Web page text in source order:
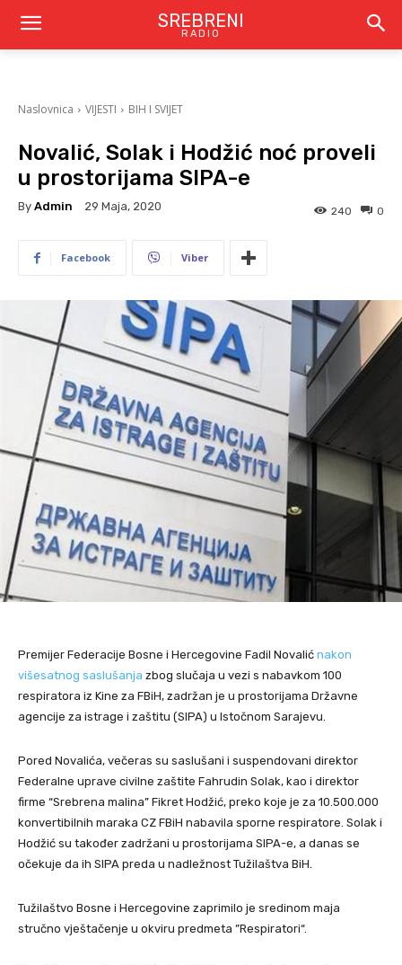
SREBRENI
RADIO
Naslovnica VIJESTI BIH I SVIJET
Novalić, Solak i Hodžić noć proveli
u prostorijama SIPA-e
By Admin 29 Maja, 2020 0
240
Facebook Viber
Premijer Federacije Bosne i Hercegovine Fadil Novalić nakon
višesatnog saslušanja zbog slučaja u vezi s nabavkom 100
respiratora iz Kine za FBiH, zadržan je u prostorijama Državne
agencije za istrage i zaštitu (SIPA) u Istočnom Sarajevu.
Pored Novalića, večeras su saslušani i suspendovani direktor
Federalne uprave civilne zaštite Fahrudin Solak, kao i direktor
firme “Srebrena malina” Fikret Hodžić, preko koje je za 10.500.000
konvertibilnih maraka CZ FBiH nabavila sporne respiratore. Solak i
Hodžić su također zadržani u prostorijama SIPA-e, a danas se
očekuje da ih SIPA preda u nadležnost Tužilaštva BiH.
Tužilaštvo Bosne i Hercegovine zaprimilo je sredinom maja
stručno vještačenje u okviru predmeta ”Respiratori“.